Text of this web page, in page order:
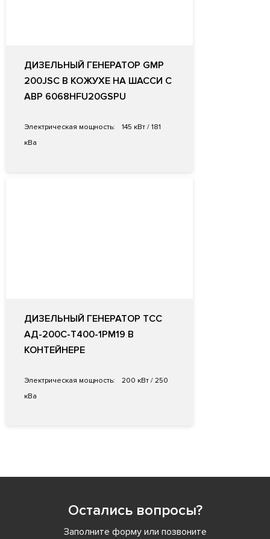
ДИЗЕЛЬНЫЙ ГЕНЕРАТОР GMP
200JSC В КОЖУХЕ НА ШАССИ С
АВР 6068HFU20­GSPU
Электрическая мощность:
145 кВт / 181
кВа
ДИЗЕЛЬНЫЙ ГЕНЕРАТОР ТСС
АД-200С-Т400-1РМ19 В
КОНТЕЙНЕРЕ
Электрическая мощность:
200 кВт / 250
кВа
Остались вопросы?
Заполните форму или позвоните